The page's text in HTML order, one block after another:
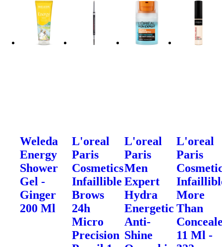
Weleda
Energy
Shower
Gel -
Ginger
200 Ml
L'oreal
Paris
Cosmetics
Infaillible
Brows
24h
Micro
Precision
L'oreal
Paris
Men
Expert
Hydra
Energetic
Anti-
Shine
L'oreal
Paris
More
Than
11 Ml -